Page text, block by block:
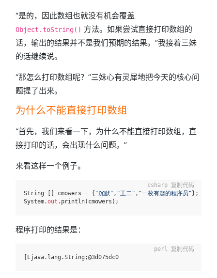
“是的，因此数组也就没有机会覆盖
Object.toString() 方法。如果尝试直接打印数组的
话，输出的结果并不是我们预期的结果。”我接着三妹
的话继续说。
“那怎么打印数组呢？”三妹心有灵犀地把今天的核心问
题提了出来。
为什么不能直接打印数组
“首先，我们来看一下，为什么不能直接打印数组，直
接打印的话，会出现什么问题。”
来看这样一个例子。
String [] cmowers = { "沉默" , "王二" , "一枚有趣的程序员" };
System.out
复制代码
程序打印的结果是：
复制代码